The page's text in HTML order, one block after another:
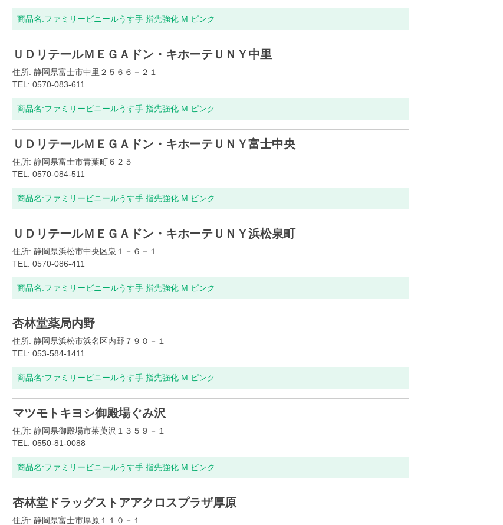
商品名:ファミリービニールうす手 指先強化 M ピンク
ＵＤリテールＭＥＧＡドン・キホーテＵＮＹ中里
住所: 静岡県富士市中里２５６６－２１
TEL: 0570-083-611
商品名:ファミリービニールうす手 指先強化 M ピンク
ＵＤリテールＭＥＧＡドン・キホーテＵＮＹ富士中央
住所: 静岡県富士市青葉町６２５
TEL: 0570-084-511
商品名:ファミリービニールうす手 指先強化 M ピンク
ＵＤリテールＭＥＧＡドン・キホーテＵＮＹ浜松泉町
住所: 静岡県浜松市中央区泉１－６－１
TEL: 0570-086-411
商品名:ファミリービニールうす手 指先強化 M ピンク
杏林堂薬局内野
住所: 静岡県浜松市浜名区内野７９０－１
TEL: 053-584-1411
商品名:ファミリービニールうす手 指先強化 M ピンク
マツモトキヨシ御殿場ぐみ沢
住所: 静岡県御殿場市茱萸沢１３５９－１
TEL: 0550-81-0088
商品名:ファミリービニールうす手 指先強化 M ピンク
杏林堂ドラッグストアアクロスプラザ厚原
住所: 静岡県富士市厚原１１０－１